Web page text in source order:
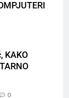
KAKO
0